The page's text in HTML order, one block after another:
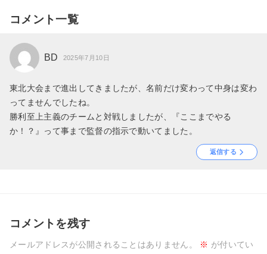
コメント一覧
BD 2025年7月10日
東北大会まで進出してきましたが、名前だけ変わって中身は変わ
ってませんでしたね。
勝利至上主義のチームと対戦しましたが、『ここまでやる
か！？』って事まで監督の指示で動いてました。
返信する
コメントを残す
メールアドレスが公開されることはありません。 ※ が付いてい